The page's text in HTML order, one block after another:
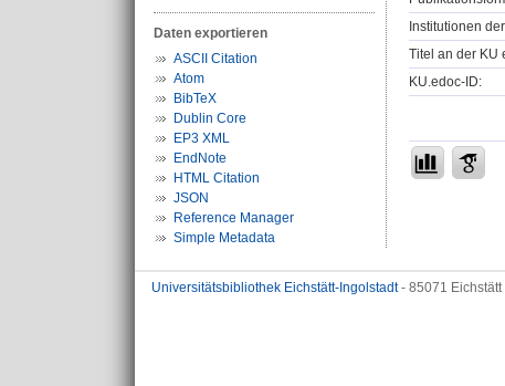
Daten exportieren
ASCII Citation
Atom
BibTeX
Dublin Core
EP3 XML
EndNote
HTML Citation
JSON
Reference Manager
Simple Metadata
Institutionen
Titel an der KU
KU.edoc-ID:
Universitätsbibliothek Eichstätt-Ingolstadt- 85071 Eichstätt